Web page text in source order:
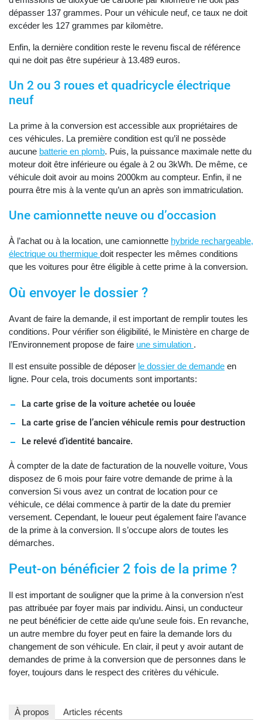
dépasser 137 grammes. Pour un véhicule neuf, ce taux ne doit
excéder les 127 grammes par kilomètre.
Enfin, la dernière condition reste le revenu fiscal de référence
qui ne doit pas être supérieur à 13.489 euros.
Un 2 ou 3 roues et quadricycle électrique
neuf
La prime à la conversion est accessible aux propriétaires de
ces véhicules. La première condition est qu’il ne possède
aucune batterie en plomb. Puis, la puissance maximale nette du
moteur doit être inférieure ou égale à 2 ou 3kWh. De même, ce
véhicule doit avoir au moins 2000km au compteur. Enfin, il ne
pourra être mis à la vente qu’un an après son immatriculation.
Une camionnette neuve ou d’occasion
À l’achat ou à la location, une camionnette hybride rechargeable,
électrique ou thermique doit respecter les mêmes conditions
que les voitures pour être éligible à cette prime à la conversion.
Où envoyer le dossier ?
Avant de faire la demande, il est important de remplir toutes les
conditions. Pour vérifier son éligibilité, le Ministère en charge de
l’Environnement propose de faire une simulation .
Il est ensuite possible de déposer le dossier de demande en
ligne. Pour cela, trois documents sont importants:
La carte grise de la voiture achetée ou louée
La carte grise de l’ancien véhicule remis pour destruction
Le relevé d’identité bancaire.
À compter de la date de facturation de la nouvelle voiture, Vous
disposez de 6 mois pour faire votre demande de prime à la
conversion Si vous avez un contrat de location pour ce
véhicule, ce délai commence à partir de la date du premier
versement. Cependant, le loueur peut également faire l’avance
de la prime à la conversion. Il s’occupe alors de toutes les
démarches.
Peut-on bénéficier 2 fois de la prime ?
Il est important de souligner que la prime à la conversion n’est
pas attribuée par foyer mais par individu. Ainsi, un conducteur
ne peut bénéficier de cette aide qu’une seule fois. En revanche,
un autre membre du foyer peut en faire la demande lors du
changement de son véhicule. En clair, il peut y avoir autant de
demandes de prime à la conversion que de personnes dans le
foyer, toujours dans le respect des critères du véhicule.
À propos Articles récents